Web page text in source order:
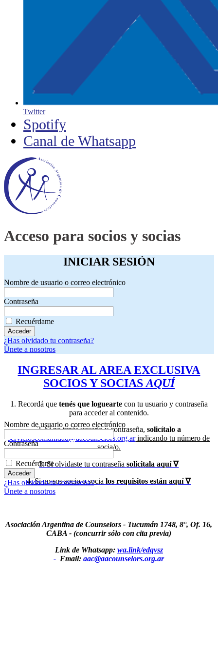
Twitter
Spotify
Canal de Whatsapp
Acceso para socios y socias
INICIAR SESIÓN
Nombre de usuario o correo electrónico
Contraseña
Recuérdame
¿Has olvidado tu contraseña?
Únete a nosotros
INGRESAR AL AREA EXCLUSIVA
SOCIOS Y SOCIAS AQUÍ
1. Recordá que tenés que loguearte con tu usuario y contraseña
para acceder al contenido.
2.Si no tenés usuario y contraseña, solicítalo a
servicioscomunidad@aacounselors.org.arindicando tu número de
socia/o.
3. Si olvidaste tu contraseñasolicitala aquí ∇
4. Si no sos socio o socialos requisitos están aquí ∇
Nombre de usuario o correo electrónico
Contraseña
Recuérdame
¿Has olvidado tu contraseña?
Únete a nosotros
Asociación Argentina de Counselors - Tucumán 1748, 8°, Of. 16,
CABA - (concurrir sólo con cita previa)
Link de Whatsapp: wa.link/edqvsz
- Email:aac@aacounselors.org.ar